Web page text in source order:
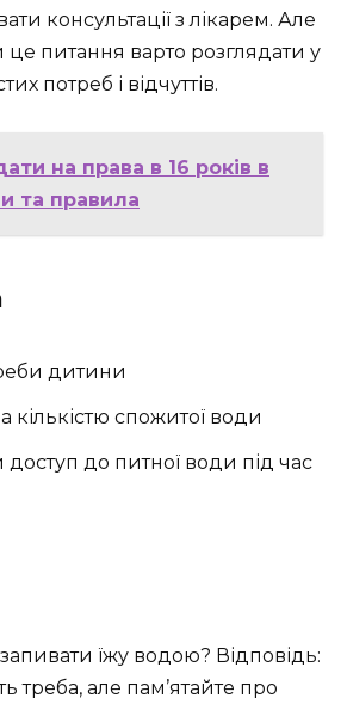
консультації з лікарем. Але
це питання варто розглядати у
потреб і відчуттів.
на права в 16 років в
та правила
дитини
кількістю спожитої води
доступ до питної води під час
їжу водою? Відповідь:
треба, але пам’ятайте про